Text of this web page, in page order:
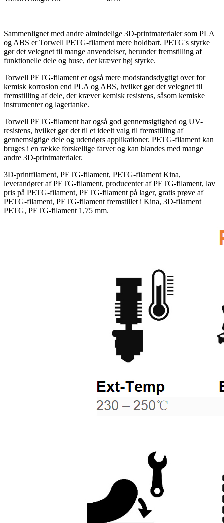
Sammenlignet med andre almindelige 3D-printmaterialer som PLA
og ABS er Torwell PETG-filament mere holdbart. PETG's styrke
gør det velegnet til mange anvendelser, herunder fremstilling af
funktionelle dele og huse, der kræver høj styrke.
Torwell PETG-filament er også mere modstandsdygtigt over for
kemisk korrosion end PLA og ABS, hvilket gør det velegnet til
fremstilling af dele, der kræver kemisk resistens, såsom kemiske
instrumenter og lagertanke.
Torwell PETG-filament har også god gennemsigtighed og UV-
resistens, hvilket gør det til et ideelt valg til fremstilling af
gennemsigtige dele og udendørs applikationer. PETG-filament kan
bruges i en række forskellige farver og kan blandes med mange
andre 3D-printmaterialer.
3D-printfilament, PETG-filament, PETG-filament Kina,
leverandører af PETG-filament, producenter af PETG-filament, lav
pris på PETG-filament, PETG-filament på lager, gratis prøve af
PETG-filament, PETG-filament fremstillet i Kina, 3D-filament
PETG, PETG-filament 1,75 mm.